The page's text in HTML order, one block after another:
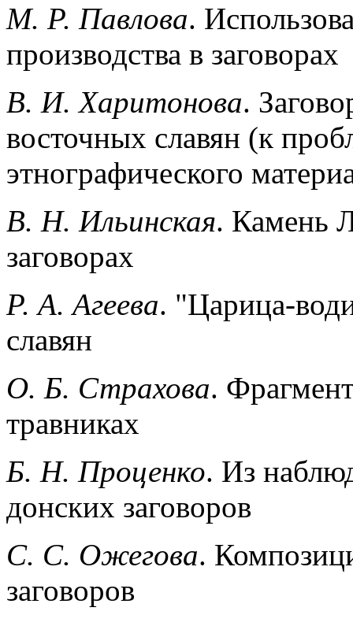
М. Р. Павлова.
производства в заговорах
В. И. Харитонова.
восточных славян (к
этнографического
B. Н. Ильинская. Камень
заговорах
Р. А. Агеева. "Царица-
славян
О. Б. Страхова.
травниках
Б. Н. Проценко. Из
донских заговоров
C. С. Ожегова.
заговоров